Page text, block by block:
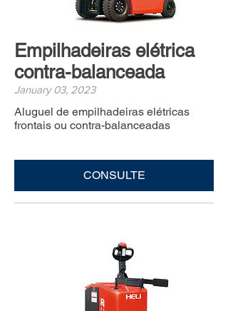
Empilhadeiras elétrica
contra-balanceada
January 03, 2023
Aluguel de empilhadeiras elétricas
frontais ou contra-balanceadas
CONSULTE